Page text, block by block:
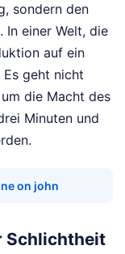
sondern den
In einer Welt, die
auf ein
Es geht nicht
die Macht des
Minuten und
on john
Schlichtheit